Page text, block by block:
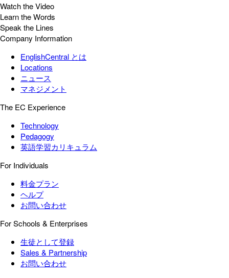
Watch the Video
Learn the Words
Speak the Lines
Company Information
EnglishCentral とは
Locations
ニュース
マネジメント
The EC Experience
Technology
Pedagogy
英語学習カリキュラム
For Individuals
料金プラン
ヘルプ
お問い合わせ
For Schools & Enterprises
生徒として登録
Sales & Partnership
お問い合わせ